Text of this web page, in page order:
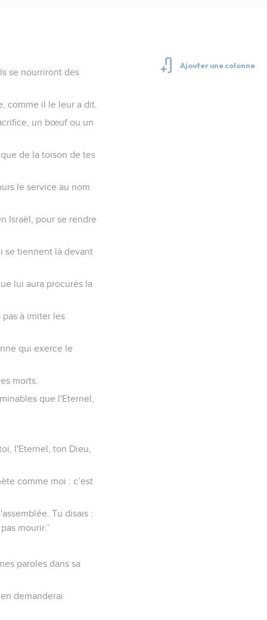
se nourriront des
comme il le leur a dit.
un bœuf ou un
de la toison de tes
le service au nom
Israël, pour se rendre
se tiennent là devant
lui aura procurés la
à imiter les
qui exerce le
morts.
que l'Eternel,
l'Eternel, ton Dieu,
comme moi : c’est
Tu disais :
mourir.’
paroles dans sa
demanderai